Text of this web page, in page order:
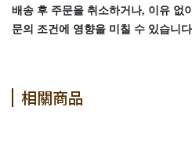
배송 후 주문을 취소하거나, 이유 없
문의 조건에 영향을 미칠 수 있습니
相關商品